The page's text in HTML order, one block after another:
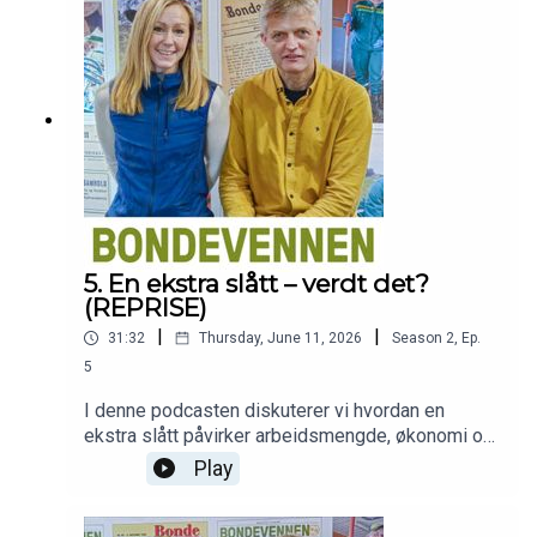
podcast blir presentert i samarbeid med
Sparebank 1 SR-Bank og Tveit Rekneskap og
Felleskjøpet Rogaland Agder.
5. En ekstra slått – verdt det?
(REPRISE)
31:32 Thursday, June 11, 2026 Season 2, Ep.
5
I denne podcasten diskuterer vi hvordan en
ekstra slått påvirker arbeidsmengde, økonomi og
fôringssituasjon. Leder for grovfôrsatsinga i
TINE, Helge Øksendal, har regna grundig på dette,
og formidler sine tanker. Stein Gunnar Nordeide,
Play